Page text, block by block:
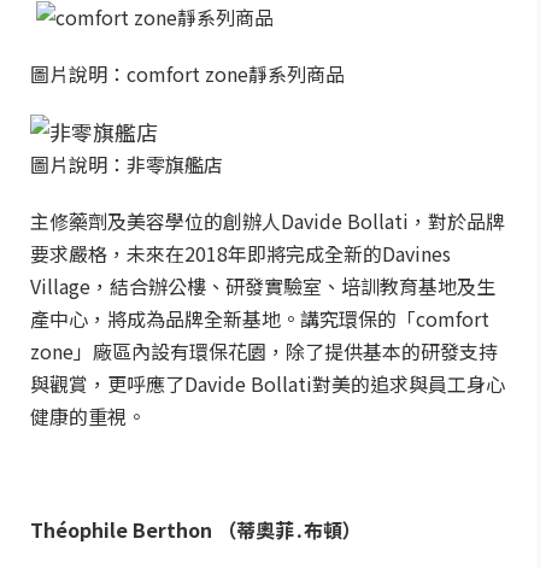
圖片說明：comfort zone靜系列商品
圖片說明：非零旗艦店
主修藥劑及美容學位的創辦人Davide Bollati，對於品牌
要求嚴格，未來在2018年即將完成全新的Davines
Village，結合辦公樓、研發實驗室、培訓教育基地及生
產中心，將成為品牌全新基地。講究環保的「comfort
zone」廠區內設有環保花園，除了提供基本的研發支持
與觀賞，更呼應了Davide Bollati對美的追求與員工身心
健康的重視。
Théophile Berthon
（蒂奧菲․布頓）